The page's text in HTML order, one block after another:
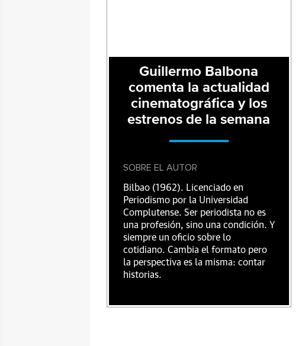
Guillermo Balbona
comenta la actualidad
cinematográfica y los
estrenos de la semana
SOBRE EL AUTOR
Bilbao (1962). Licenciado en
Periodismo por la Universidad
Complutense. Ser periodista no es
una profesión, sino una condición. Y
siempre un oficio sobre lo
cotidiano. Cambia el formato pero
la perspectiva es la misma: contar
historias.